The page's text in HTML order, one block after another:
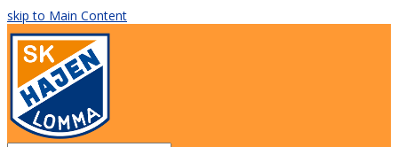
skip to Main Content
Facebook
Instagram
Email